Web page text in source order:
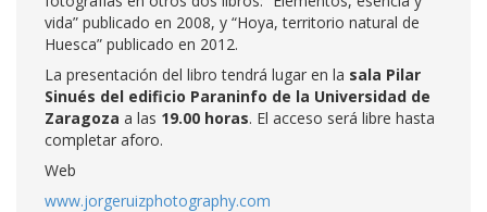
vida” publicado en 2008, y “Hoya, territorio natural de
Huesca” publicado en 2012.
La presentación del libro tendrá lugar en la sala Pilar
Sinués del edificio Paraninfo de la Universidad de
Zaragoza a las 19.00 horas. El acceso será libre hasta
completar aforo.
Web
www.jorgeruizphotography.com